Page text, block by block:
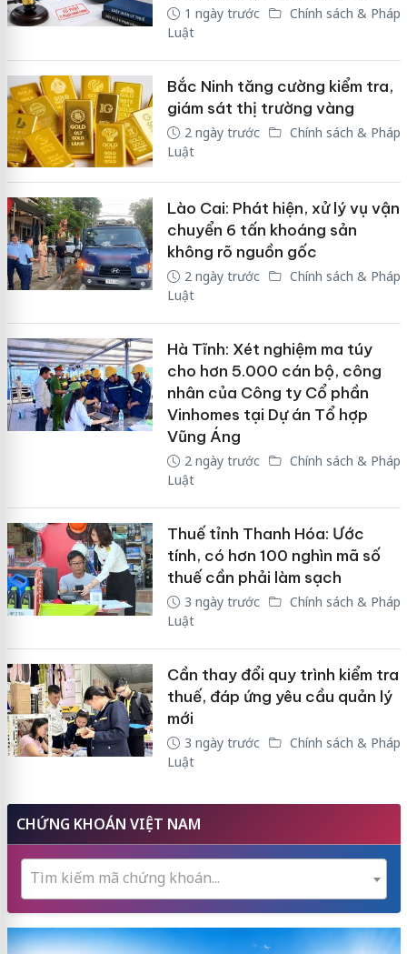
1 ngày trước
Chính sách & Pháp
Luật
Bắc Ninh tăng cường kiểm tra,
giám sát thị trường vàng
2 ngày trước
Chính sách & Pháp
Luật
Lào Cai: Phát hiện, xử lý vụ vận
chuyển 6 tấn khoáng sản
không rõ nguồn gốc
2 ngày trước
Chính sách & Pháp
Luật
Hà Tĩnh: Xét nghiệm ma túy
cho hơn 5.000 cán bộ, công
nhân của Công ty Cổ phần
Vinhomes tại Dự án Tổ hợp
Vũng Áng
2 ngày trước
Chính sách & Pháp
Luật
Thuế tỉnh Thanh Hóa: Ước
tính, có hơn 100 nghìn mã số
thuế cần phải làm sạch
3 ngày trước
Chính sách & Pháp
Luật
Cần thay đổi quy trình kiểm tra
thuế, đáp ứng yêu cầu quản lý
mới
3 ngày trước
Chính sách & Pháp
Luật
CHỨNG KHOÁN VIỆT NAM
Tìm kiếm mã chứng khoán...